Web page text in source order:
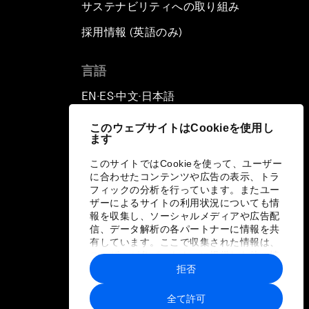
このウェブサイトはCookieを使用し
ます
このサイトではCookieを使って、ユーザー
に合わせたコンテンツや広告の表示、トラ
フィックの分析を行っています。またユー
ザーによるサイトの利用状況についても情
報を収集し、ソーシャルメディアや広告配
信、データ解析の各パートナーに情報を共
有しています。ここで収集された情報は、
ユーザーが各パートナーに提供した他の情
報や各パートナーのサービスを使用した際
に収集された情報と組み合わされ、各パー
トナーによって使用されることがありま
全て許可
拒否
サステナビリティへの取り組み
採用情報 (英語のみ)
言語
EN ▪ ES▪中文▪ 日本語